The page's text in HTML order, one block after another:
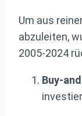
Um aus
abzuleiten,
2005-2024
Buy-